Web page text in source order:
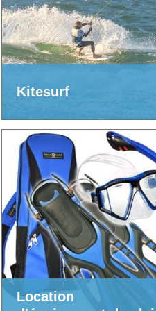
Kitesurf
Location